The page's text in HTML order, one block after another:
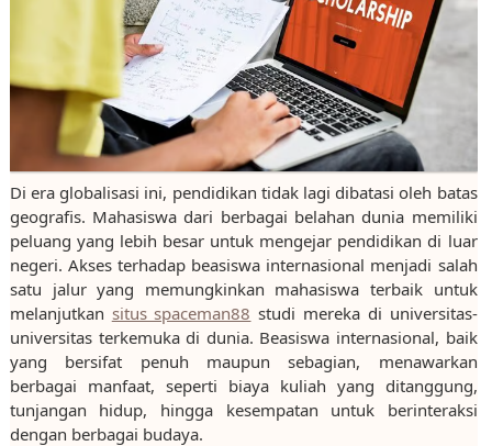
Di era globalisasi ini, pendidikan tidak lagi dibatasi oleh batas
geografis. Mahasiswa dari berbagai belahan dunia memiliki
peluang yang lebih besar untuk mengejar pendidikan di luar
negeri. Akses terhadap beasiswa internasional menjadi salah
satu jalur yang memungkinkan mahasiswa terbaik untuk
melanjutkan situs spaceman88 studi mereka di universitas-
universitas terkemuka di dunia. Beasiswa internasional, baik
yang bersifat penuh maupun sebagian, menawarkan
berbagai manfaat, seperti biaya kuliah yang ditanggung,
tunjangan hidup, hingga kesempatan untuk berinteraksi
dengan berbagai budaya.